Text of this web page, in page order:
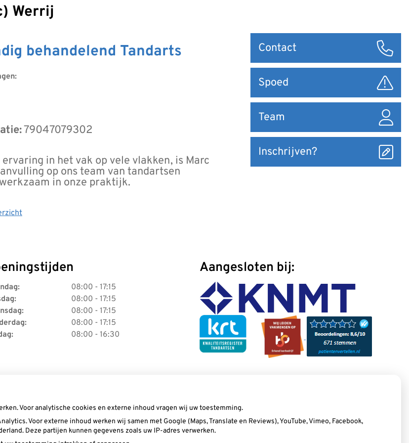
Werrij
behandelend Tandarts
79047079302
in het vak op vele vlakken, is Marc
op ons team van tandartsen
in onze praktijk.
naar
Contact
Spoed
Team
Inschrijven?
08:00 - 17:15
08:00 - 17:15
08:00 - 17:15
08:00 - 17:15
08:00 - 16:30
Aangesloten bij:
Voor analytische cookies en externe inhoud vragen wij uw toestemming.
Voor externe inhoud werken wij samen met Google (Maps, Translate en Reviews), YouTube, Vimeo, Facebook,
Deze partijen kunnen gegevens zoals uw IP-adres verwerken.